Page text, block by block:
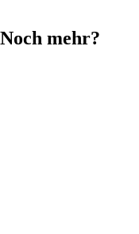
Noch mehr?